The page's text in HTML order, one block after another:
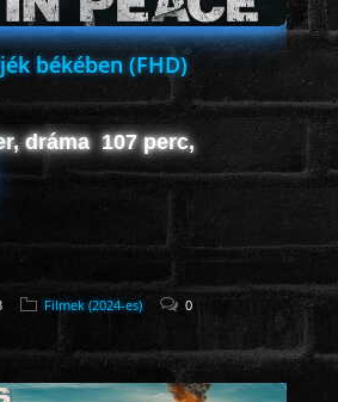
békében (FHD)
dráma 107 perc,
Filmek (2024-es) 0